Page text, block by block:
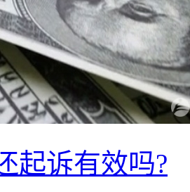
起诉有效吗?